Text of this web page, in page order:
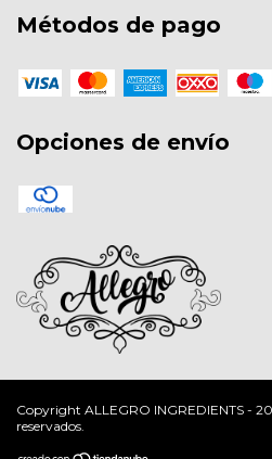
Métodos de pago
Opciones de envío
Copyright ALLEGRO INGREDIENTS -
reservados.